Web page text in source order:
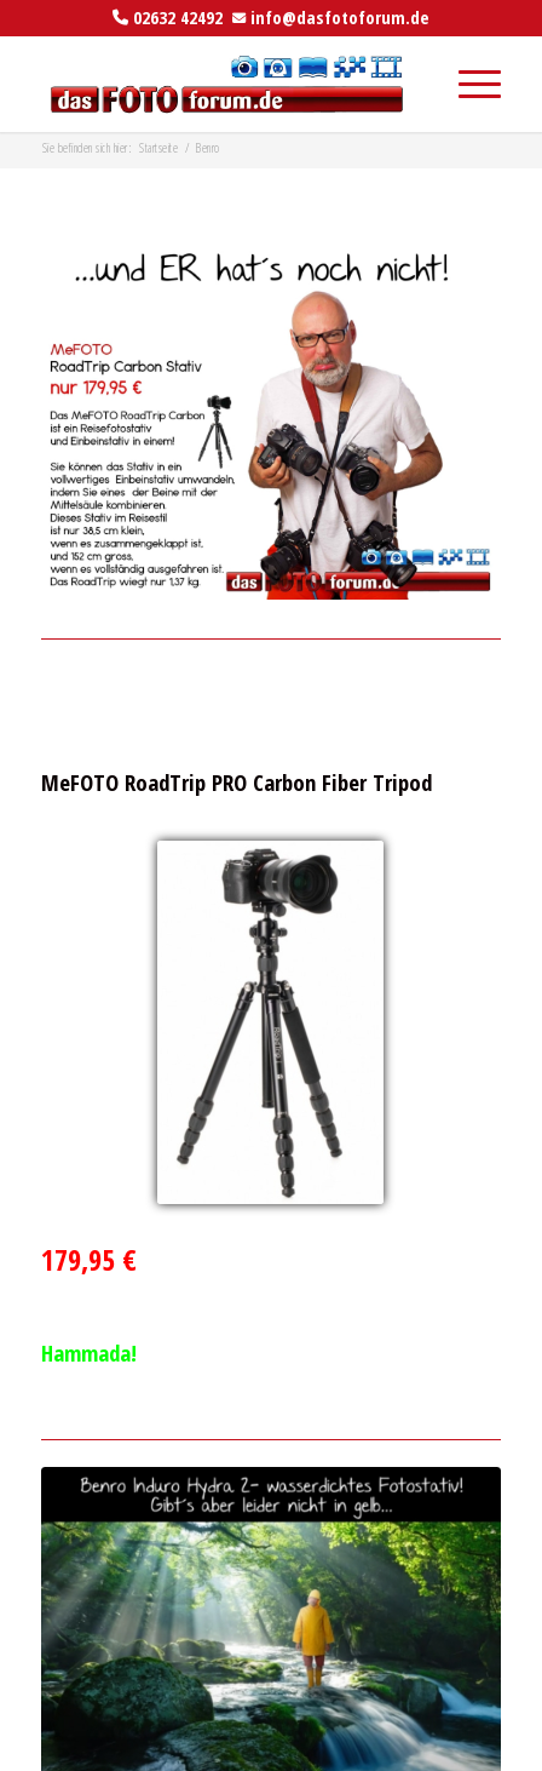
02632 42492 info@dasfotoforum.de
Sie befinden sich hier: Startseite / Benro
MeFOTO RoadTrip PRO Carbon Fiber Tripod
179,95 €
Hammada!